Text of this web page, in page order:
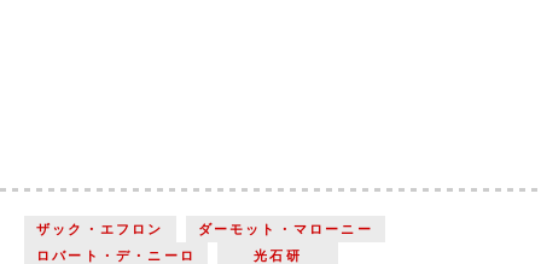
ザック・エフロン
ダーモット・マローニー
ロバート・デ・ニーロ
光石研